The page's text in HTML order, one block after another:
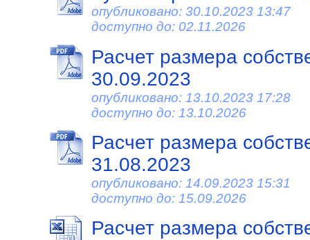
опубликовано: 30.10.2023 13:47
доступно до: 02.11.2026
Расчет размера
30.09.2023
опубликовано: 13.10.2023 17:28
доступно до: 13.10.2026
Расчет размера
31.08.2023
опубликовано: 14.09.2023 15:31
доступно до: 15.09.2026
Расчет размера